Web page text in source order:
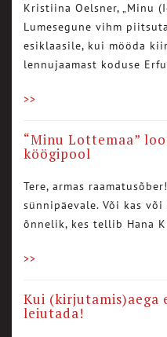
Kristiina Oelsner, „Minu
Lumesegune vihm
esiklaasile, kui mööda
lennujaamast koduse
>>
“Minu Lottemaa”
köögipool
Tere, armas
sünnipäevale. Või kas
õnnelik, kes tellib Hana
>>
Kui (kirjutamis)aega
leiutada!